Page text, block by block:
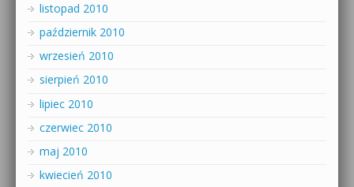
listopad 2010
październik 2010
wrzesień 2010
sierpień 2010
lipiec 2010
czerwiec 2010
maj 2010
kwiecień 2010